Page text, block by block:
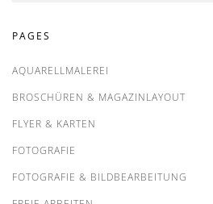
PAGES
AQUARELLMALEREI
BROSCHÜREN & MAGAZINLAYOUT
FLYER & KARTEN
FOTOGRAFIE
FOTOGRAFIE & BILDBEARBEITUNG